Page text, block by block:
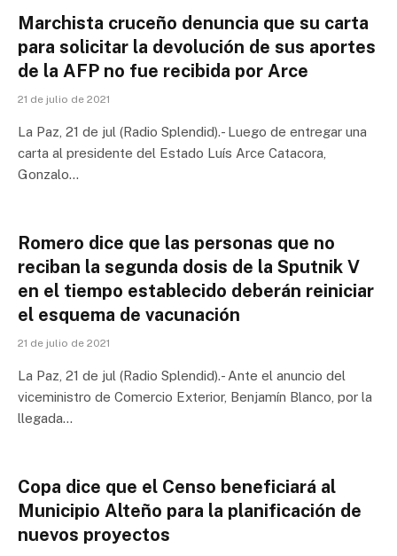
Marchista cruceño denuncia que su carta
para solicitar la devolución de sus aportes
de la AFP no fue recibida por Arce
21 de julio de 2021
La Paz, 21 de jul (Radio Splendid).- Luego de entregar una
carta al presidente del Estado Luís Arce Catacora,
Gonzalo…
Romero dice que las personas que no
reciban la segunda dosis de la Sputnik V
en el tiempo establecido deberán reiniciar
el esquema de vacunación
21 de julio de 2021
La Paz, 21 de jul (Radio Splendid).- Ante el anuncio del
viceministro de Comercio Exterior, Benjamín Blanco, por la
llegada…
Copa dice que el Censo beneficiará al
Municipio Alteño para la planificación de
nuevos proyectos